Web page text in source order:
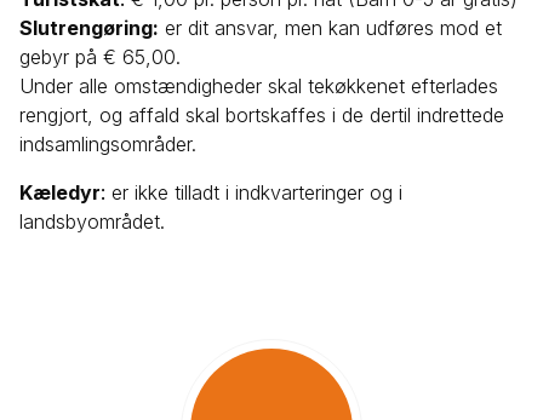
Slutrengøring: er dit ansvar, men kan udføres mod et
gebyr på € 65,00.
Under alle omstændigheder skal tekøkkenet efterlades
rengjort, og affald skal bortskaffes i de dertil indrettede
indsamlingsområder.
Kæledyr: er ikke tilladt i indkvarteringer og i
landsbyområdet.